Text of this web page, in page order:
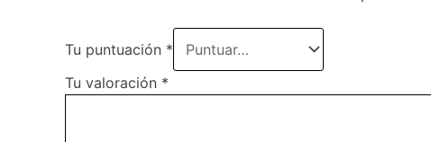
Tu puntuación *
Tu valoración *